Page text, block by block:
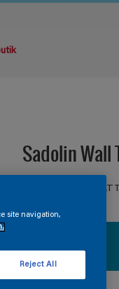
Sadolin Wall
VÄGGFÄRG
site navigation,
Reject All